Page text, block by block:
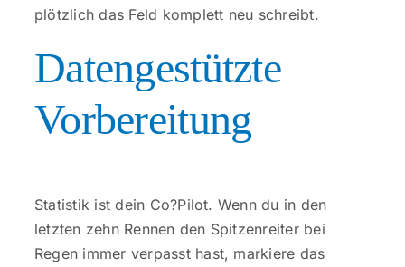
plötzlich das Feld komplett neu schreibt.
Datengestützte
Vorbereitung
Statistik ist dein Co?Pilot. Wenn du in den
letzten zehn Rennen den Spitzenreiter bei
Regen immer verpasst hast, markiere das